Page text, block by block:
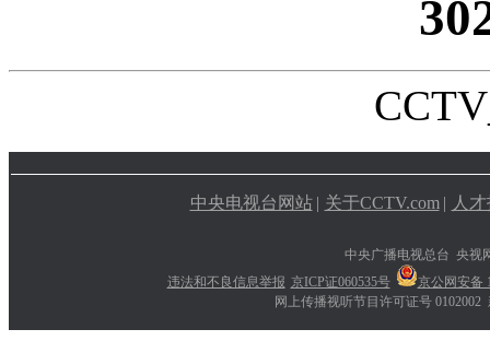
中央电视台网站 | 关于CCTV.com | 人
中央广播电视总台 央视
违法和不良信息举报 京ICP证060535号
京公网安备
网上传播视听节目许可证号 0102002